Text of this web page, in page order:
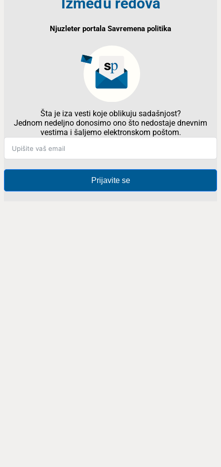
Njuzleter portala Savremena politika
Šta je iza vesti koje oblikuju sadašnjost?
Jednom nedeljno donosimo ono što nedostaje dnevnim
vestima i šaljemo elektronskom poštom.
Prijavite se